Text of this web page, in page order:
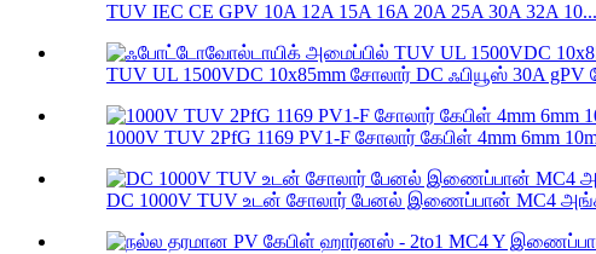
TUV IEC CE GPV 10A 12A 15A 16A 20A 25A 30A 32A 10...
TUV UL 1500VDC 10x85mm சோலார் DC ஃபியூஸ் 30A
1000V TUV 2PfG 1169 PV1-F சோலார் கேபிள் 4mm 6mm
DC 1000V TUV உடன் சோலார் பேனல் இணைப்பான் MC4